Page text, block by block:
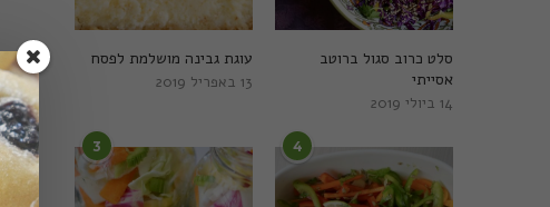
עוגת גבינה מושלמת לפסח
13 באפריל 2019
סלט כרוב סגול ברוטב
אסייתי
14 ביולי 2019
3 4